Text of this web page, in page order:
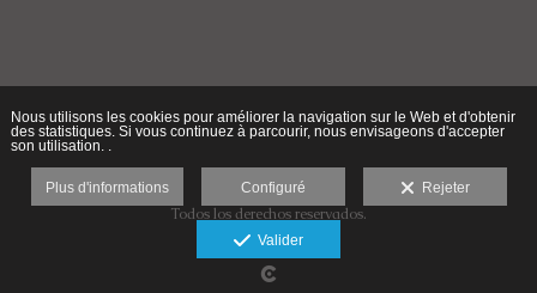
Todos los derechos reservados.
Désistement
Nous utilisons les cookies pour améliorer la navigation sur le Web et d'obtenir
des statistiques. Si vous continuez à parcourir, nous envisageons d'accepter
son utilisation. .
Plus d'informations Configuré Rejeter
Valider